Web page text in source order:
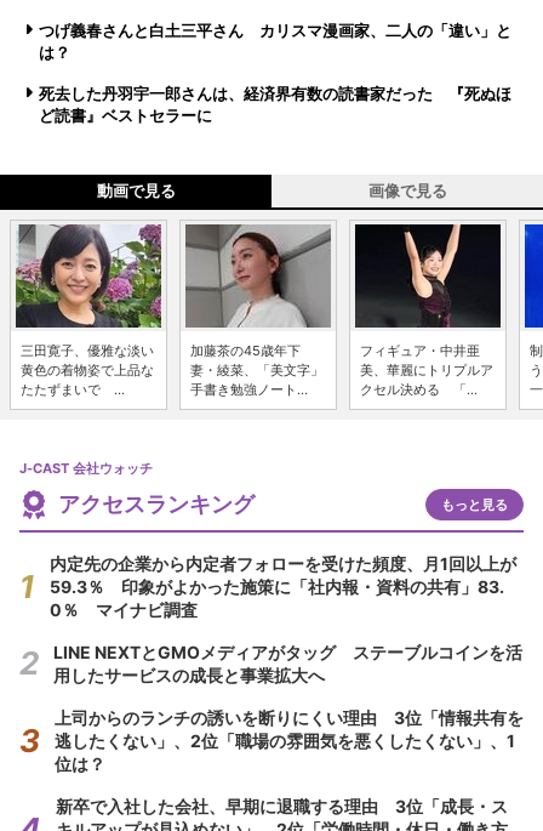
つげ義春さんと白土三平さん カリスマ漫画家、二人の「違い」と
は？
死去した丹羽宇一郎さんは、経済界有数の読書家だった 『死ぬほ
ど読書』ベストセラーに
動画で見る 画像で見る
三田寛子、優雅な淡い
黄色の着物姿で上品な
たたずまいで ...
加藤茶の45歳年下
妻・綾菜、「美文字」
手書き勉強ノート...
フィギュア・中井亜
美、華麗にトリプルア
クセル決める 「...
J-CAST 会社ウォッチ
アクセスランキング もっと見る
内定先の企業から内定者フォローを受けた頻度、月1回以上が
59.3％ 印象がよかった施策に「社内報・資料の共有」83.
0％ マイナビ調査
LINE NEXTとGMOメディアがタッグ ステーブルコインを活
用したサービスの成長と事業拡大へ
上司からのランチの誘いを断りにくい理由 3位「情報共有を
逃したくない」、2位「職場の雰囲気を悪くしたくない」、1
位は？
新卒で入社した会社、早期に退職する理由 3位「成長・ス